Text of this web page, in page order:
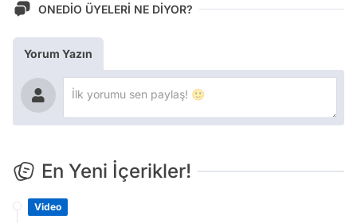
ONEDİO ÜYELERİ NE DİYOR?
Yorum Yazın
En Yeni İçerikler!
Video